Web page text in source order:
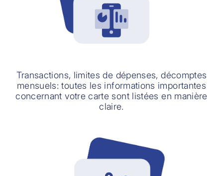
Transactions, limites de dépenses, décomptes
mensuels: toutes les informations importantes
concernant votre carte sont listées en manière
claire.